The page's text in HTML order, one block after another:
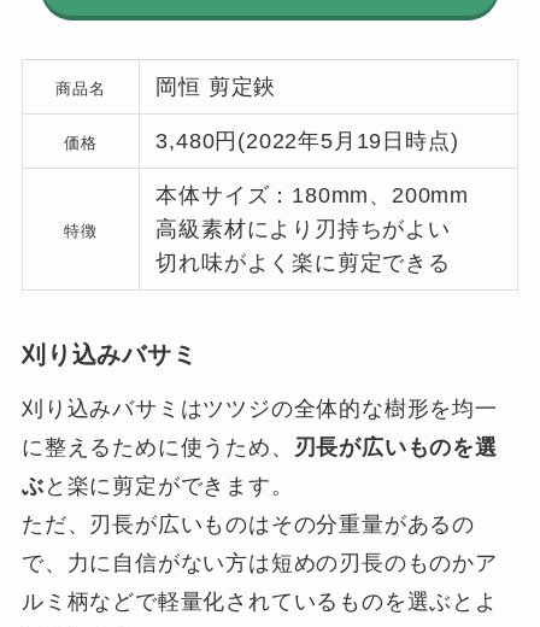
商品名 岡恒 剪定鋏
価格 3,480円(2022年5月19日時点)
特徴
本体サイズ：180mm、200mm
高級素材により刃持ちがよい
切れ味がよく楽に剪定できる
刈り込みバサミ
刈り込みバサミはツツジの全体的な樹形を均一
に整えるために使うため、
刃長が広いものを選
ぶ と楽に剪定ができます。
ただ、刃長が広いものはその分重量があるの
で、力に自信がない方は短めの刃長のものかア
ルミ柄などで軽量化されているものを選ぶとよ